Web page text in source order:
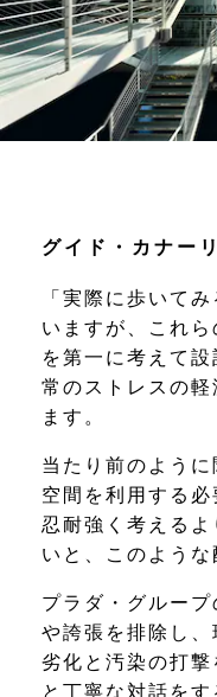
グイド・カナー
「実際に歩いて
いますが、これ
を第一に考えて
常のストレスの
ます。
当たり前のように
空間を利用する
忍耐強く考える
いと、このような
プラダ・グルー
や誇張を排除し
劣化と汚染の打